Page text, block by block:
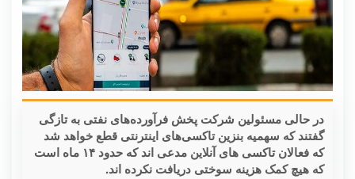
در حالی مسئولین شرکت پخش فرآورده‌های نفتی به تازگی
گفتند که سهمیه بنزین تاکسی‌های اینترنتی قطع خواهد شد
که فعالان تاکسی های آنلاین مدعی اند که حدود ۱۴ ماه است
که هیچ کمک هزینه سوختی دریافت نکرده اند.